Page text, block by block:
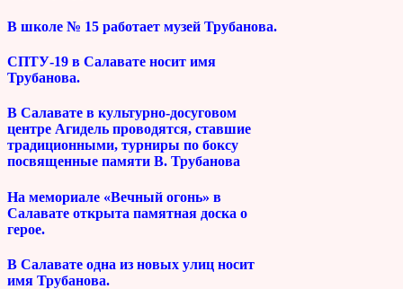
В школе № 15 работает музей Трубанова.
СПТУ-19 в Салавате носит имя
Трубанова.
В Салавате в культурно-досуговом
центре Агидель проводятся, ставшие
традиционными, турниры по боксу
посвященные памяти В. Трубанова
На мемориале «Вечный огонь» в
Салавате открыта памятная доска о
герое.
В Салавате одна из новых улиц носит
имя Трубанова.